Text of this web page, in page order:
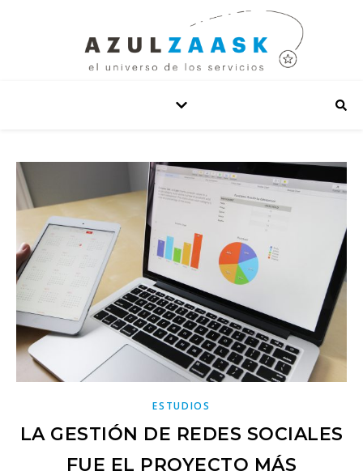
ESTUDIOS
LA GESTIÓN DE REDES SOCIALES
FUE EL PROYECTO MÁS